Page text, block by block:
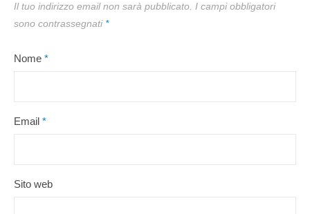
Il tuo indirizzo email non sarà pubblicato. I campi obbligatori
sono contrassegnati *
Nome *
Email *
Sito web